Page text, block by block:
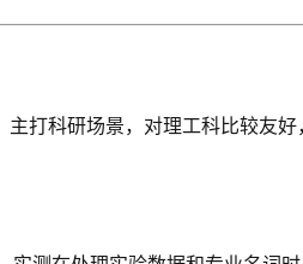
主打科研场景，对理工科比较友